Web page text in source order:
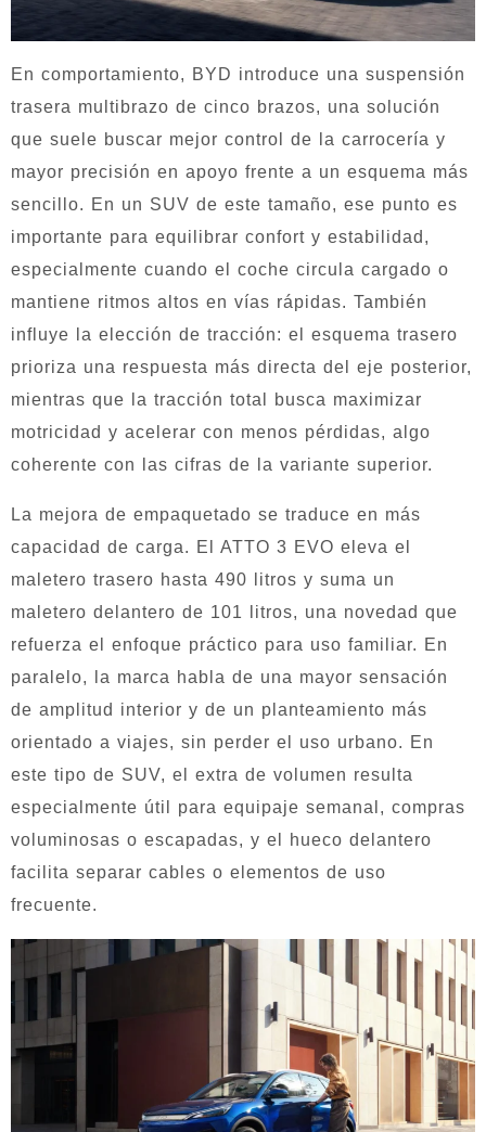
En comportamiento, BYD introduce una suspensión
trasera multibrazo de cinco brazos, una solución
que suele buscar mejor control de la carrocería y
mayor precisión en apoyo frente a un esquema más
sencillo. En un SUV de este tamaño, ese punto es
importante para equilibrar confort y estabilidad,
especialmente cuando el coche circula cargado o
mantiene ritmos altos en vías rápidas. También
influye la elección de tracción: el esquema trasero
prioriza una respuesta más directa del eje posterior,
mientras que la tracción total busca maximizar
motricidad y acelerar con menos pérdidas, algo
coherente con las cifras de la variante superior.
La mejora de empaquetado se traduce en más
capacidad de carga. El ATTO 3 EVO eleva el
maletero trasero hasta 490 litros y suma un
maletero delantero de 101 litros, una novedad que
refuerza el enfoque práctico para uso familiar. En
paralelo, la marca habla de una mayor sensación
de amplitud interior y de un planteamiento más
orientado a viajes, sin perder el uso urbano. En
este tipo de SUV, el extra de volumen resulta
especialmente útil para equipaje semanal, compras
voluminosas o escapadas, y el hueco delantero
facilita separar cables o elementos de uso
frecuente.